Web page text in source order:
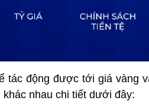
tác động được tới giá vàng
nhau chi tiết dưới đây: